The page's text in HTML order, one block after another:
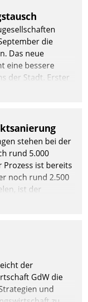
die
Das neue
eine bessere
der Stadt. Erster
API-Hub mit
stehen bei der
rund 5.000
Prozess ist bereits
noch rund 2.500
ist der
immens. Im
daher
GmbH den
der
GdW die
und